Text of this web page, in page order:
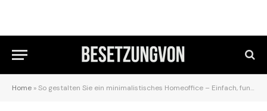
Home »So gestalten Sie ein minimalistisches Homeoffice – Einfach, funktional und stilvoll